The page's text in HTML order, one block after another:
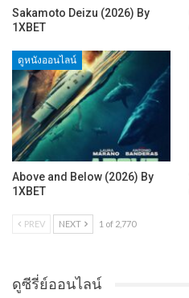
Sakamoto Deizu (2026) By
1XBET
ดูหนังออนไลน์
Above and Below (2026) By
1XBET
PREV NEXT 1 of 2,770
ดูซีรี่ย์ออนไลน์